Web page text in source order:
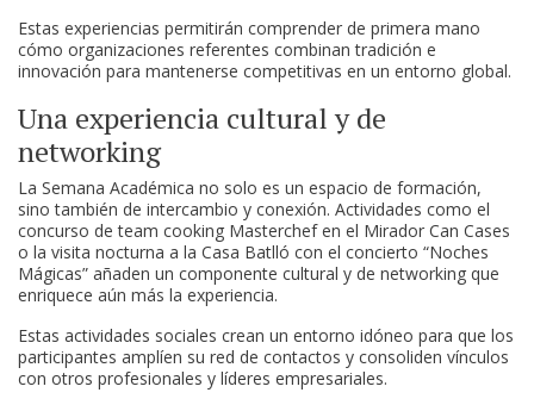
Estas experiencias permitirán comprender de primera mano
cómo organizaciones referentes combinan tradición e
innovación para mantenerse competitivas en un entorno global.
Una experiencia cultural y de
networking
La Semana Académica no solo es un espacio de formación,
sino también de intercambio y conexión. Actividades como el
concurso de team cooking Masterchef en el Mirador Can Cases
o la visita nocturna a la Casa Batlló con el concierto “Noches
Mágicas” añaden un componente cultural y de networking que
enriquece aún más la experiencia.
Estas actividades sociales crean un entorno idóneo para que los
participantes amplíen su red de contactos y consoliden vínculos
con otros profesionales y líderes empresariales.